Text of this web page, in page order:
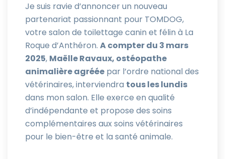
Je suis ravie d’annoncer un nouveau
partenariat passionnant pour TOMDOG,
votre salon de toilettage canin et félin à La
Roque d’Anthéron. A compter du 3 mars
2025, Maëlle Ravaux, ostéopathe
animalière agréée par l’ordre national des
vétérinaires, interviendra tous les lundis
dans mon salon. Elle exerce en qualité
d’indépendante et propose des soins
complémentaires aux soins vétérinaires
pour le bien-être et la santé animale.